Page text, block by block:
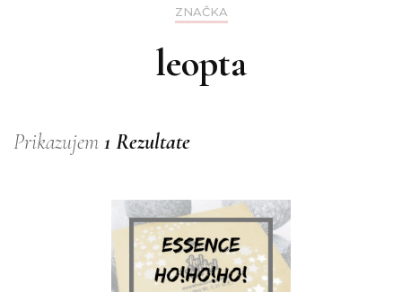
ZNAČKA
leopta
Prikazujem 1 Rezultate